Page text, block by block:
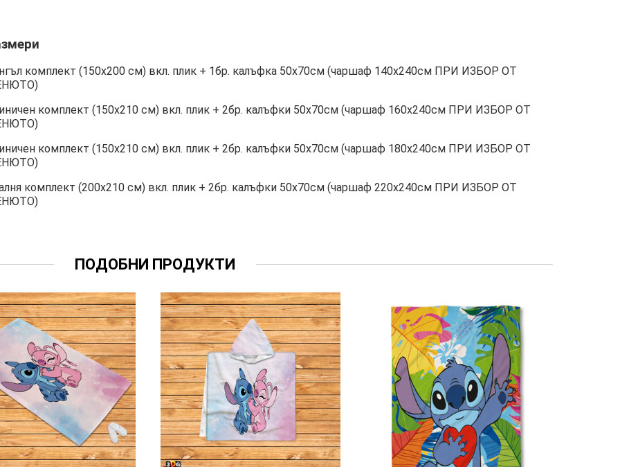
комплект (150х200 см) вкл. плик + 1бр. калъфка 50х70см (чаршаф 140х240см ПРИ ИЗБОР ОТ
комплект (150х210 см) вкл. плик + 2бр. калъфки 50х70см (чаршаф 160х240см ПРИ ИЗБОР ОТ
комплект (150х210 см) вкл. плик + 2бр. калъфки 50х70см (чаршаф 180х240см ПРИ ИЗБОР ОТ
комплект (200х210 см) вкл. плик + 2бр. калъфки 50х70см (чаршаф 220х240см ПРИ ИЗБОР ОТ
ПОДОБНИ ПРОДУКТИ